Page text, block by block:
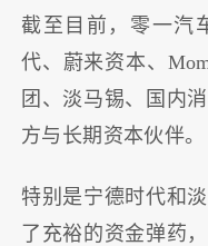
截至目前，零一汽
代、蔚来资本、
团、淡马锡、国内
方与长期资本伙伴。
特别是宁德时代和
了充裕的资金弹药